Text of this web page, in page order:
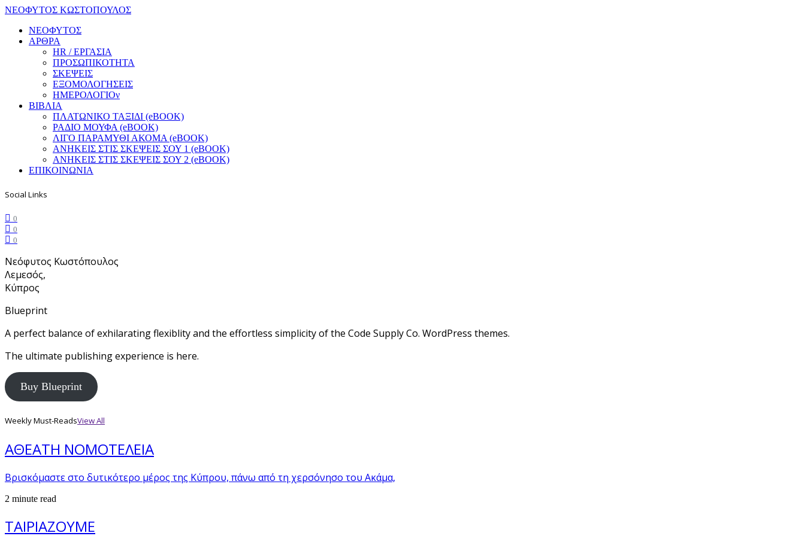
ΝΕΟΦΥΤΟΣ ΚΩΣΤΟΠΟΥΛΟΣ
ΝΕΟΦΥΤΟΣ
ΑΡΘΡΑ
HR / ΕΡΓΑΣΙΑ
ΠΡΟΣΩΠΙΚΟΤΗΤΑ
ΣΚΕΨΕΙΣ
ΕΞΟΜΟΛΟΓΗΣΕΙΣ
ΗΜΕΡΟΛΟΓΙΟν
ΒΙΒΛΙΑ
ΠΛΑΤΩΝΙΚΟ ΤΑΞΙΔΙ (eBOOK)
ΡΑΔΙΟ ΜΟΥΦΑ (eBOOK)
ΛΙΓΟ ΠΑΡΑΜΥΘΙ ΑΚΟΜΑ (eBOOK)
ΑΝΗΚΕΙΣ ΣΤΙΣ ΣΚΕΨΕΙΣ ΣΟΥ 1 (eBOOK)
ΑΝΗΚΕΙΣ ΣΤΙΣ ΣΚΕΨΕΙΣ ΣΟΥ 2 (eBOOK)
ΕΠΙΚΟΙΝΩΝΙΑ
Social Links
0
0
0
Νεόφυτος Κωστόπουλος
Λεμεσός,
Κύπρος
Blueprint
A perfect balance of exhilarating flexiblity and the effortless simplicity of the Code Supply Co. WordPress themes.
The ultimate publishing experience is here.
Buy Blueprint
Weekly Must-ReadsView All
ΑΘΕΑΤΗ ΝΟΜΟΤΕΛΕΙΑ
Βρισκόμαστε στο δυτικότερο μέρος της Κύπρου, πάνω από τη χερσόνησο του Ακάμα,
2 minute read
ΤΑΙΡΙΑΖΟΥΜΕ